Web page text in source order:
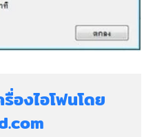
องไอโฟนโดย